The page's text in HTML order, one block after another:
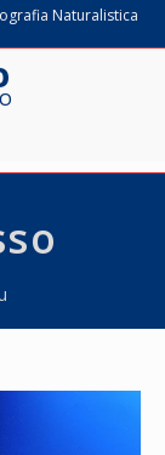
Naturalistica